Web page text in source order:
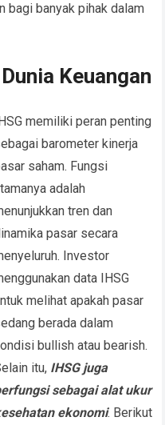
bagi banyak pihak dalam
Keuangan
IHSG memiliki peran penting
barometer kinerja
saham. Fungsi
adalah
tren dan
pasar secara
Investor
data IHSG
melihat apakah pasar
berada dalam
bullish atau bearish.
itu, IHSG juga
sebagai alat ukur
ekonomi. Berikut